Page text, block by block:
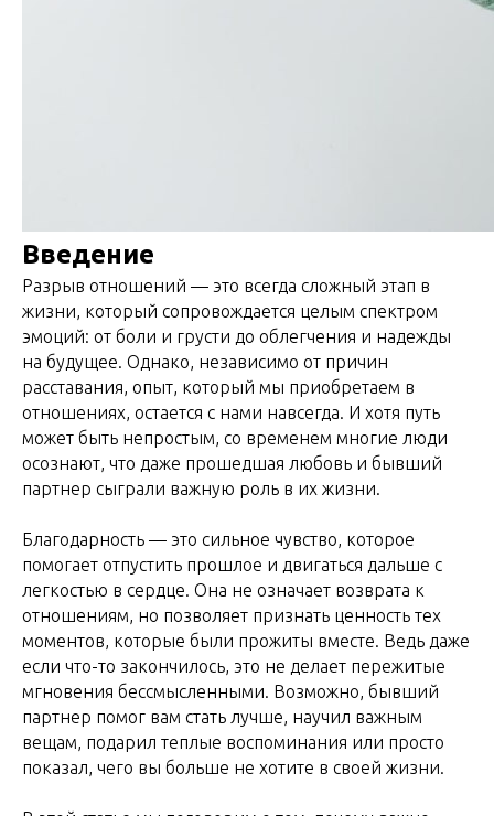
Введение
Разрыв отношений — это всегда сложный этап в
жизни, который сопровождается целым спектром
эмоций: от боли и грусти до облегчения и надежды
на будущее. Однако, независимо от причин
расставания, опыт, который мы приобретаем в
отношениях, остается с нами навсегда. И хотя путь
может быть непростым, со временем многие люди
осознают, что даже прошедшая любовь и бывший
партнер сыграли важную роль в их жизни.
Благодарность — это сильное чувство, которое
помогает отпустить прошлое и двигаться дальше с
легкостью в сердце. Она не означает возврата к
отношениям, но позволяет признать ценность тех
моментов, которые были прожиты вместе. Ведь даже
если что-то закончилось, это не делает пережитые
мгновения бессмысленными. Возможно, бывший
партнер помог вам стать лучше, научил важным
вещам, подарил теплые воспоминания или просто
показал, чего вы больше не хотите в своей жизни.